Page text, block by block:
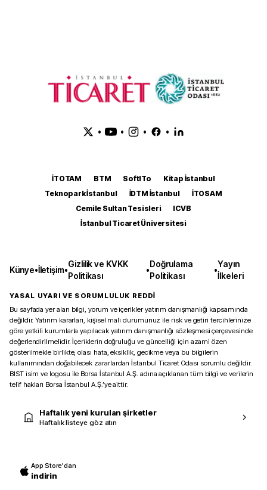
• • • •
İTOTAM BTM SoftITo
Kitap İstanbul
Teknopark İstanbul
İDTM İstanbul
İTOSAM
Cemile Sultan Tesisleri
ICVB
İstanbul Ticaret Üniversitesi
Künye•İletişim•
Gizlilik ve KVKK
Politikası
•
Doğrulama
Politikası
•
Yayın
İlkeleri
YASAL UYARI VE SORUMLULUK REDDİ
Bu sayfada yer alan bilgi, yorum ve içerikler yatırım danışmanlığı kapsamında
değildir. Yatırım kararları, kişisel mali durumunuz ile risk ve getiri tercihlerinize
göre yetkili kurumlarla yapılacak yatırım danışmanlığı sözleşmesi çerçevesinde
değerlendirilmelidir. İçeriklerin doğruluğu ve güncelliği için azami özen
gösterilmekle birlikte, olası hata, eksiklik, gecikme veya bu bilgilerin
kullanımından doğabilecek zararlardan İstanbul Ticaret Odası sorumlu değildir.
BIST isim ve logosu ile Borsa İstanbul A.Ş. adına açıklanan tüm bilgi ve verilerin
telif hakları Borsa İstanbul A.Ş.’ye aittir.
Haftalık yeni kurulan şirketler
Haftalık listeye göz atın
App Store'dan
indirin